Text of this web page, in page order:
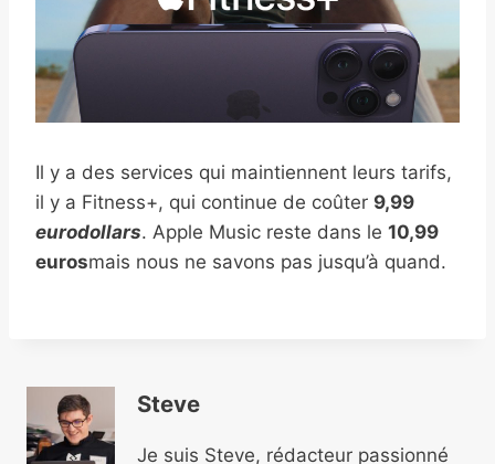
Il y a des services qui maintiennent leurs tarifs,
il y a Fitness+, qui continue de coûter 9,99
eurodollars. Apple Music reste dans le 10,99
eurosmais nous ne savons pas jusqu’à quand.
Steve
Je suis Steve, rédacteur passionné